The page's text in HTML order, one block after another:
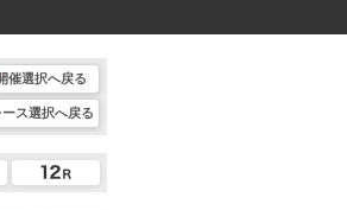
催選択へ戻る
ース選択へ戻る